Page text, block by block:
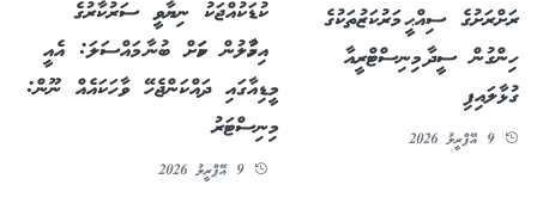
ރަށްރަށުގެ ސިއްޙީ މަރުކަޒުތަކުގެ
ހިންގުން ސީދާ މިނިސްޓްރީއާ
ގުޅާލައިފި
9 އޭޕްރީލު 2026
ކުޑަކުއްޖަކު ނިޔާވީ ސަރުކާރުގެ
އިހުމާލުން ކަމަށް ބުނާ މައްސަލަ: އެއީ
މީޑިއާގައި ދައްކަންޖެހޭ ވާހަކައެއް ނޫން:
މިނިސްޓަރު
9 އޭޕްރީލު 2026